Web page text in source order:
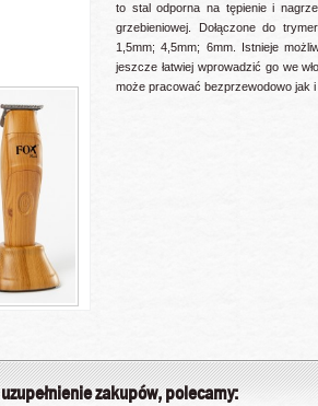
to stal odporna na tępienie i
grzebieniowej. Dołączone do
1,5mm; 4,5mm; 6mm. Istnieje
jeszcze łatwiej wprowadzić go we
może pracować bezprzewodowo jak
zakupów, polecamy: